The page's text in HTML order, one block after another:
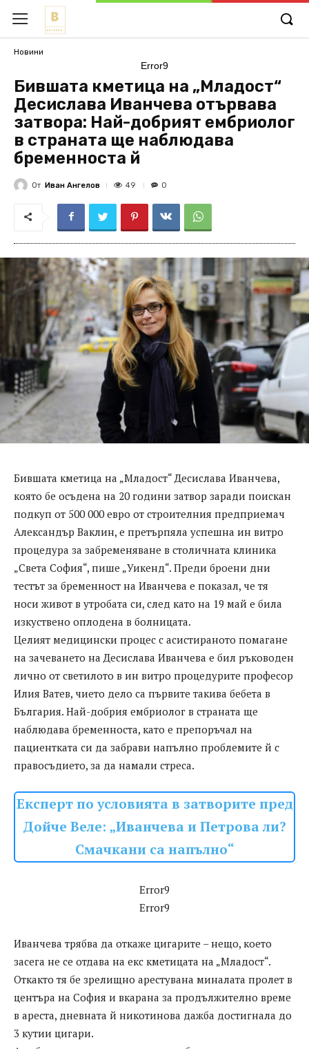
Новини
Error9
Бившата кметица на „Младост“
Десислава Иванчева отървава
затвора: Най-добрият ембриолог
в страната ще наблюдава
бременноста й
От Иван Ангелов 49 0
Бившата кметица на „Младост“ Десислава Иванчева,
която бе осъдена на 20 години затвор заради поискан
подкуп от 500 000 евро от строителния предприемач
Александър Ваклин, е претърпяла успешна ин витро
процедура за забременяване в столичната клиника
„Света София“, пише „Уикенд“. Преди броени дни
тестът за бременност на Иванчева е показал, че тя
носи живот в утробата си, след като на 19 май е била
изкуствено оплодена в болницата.
Целият медицински процес с асистираното помагане
на зачеването на Десислава Иванчева е бил ръководен
лично от светилото в ин витро процедурите професор
Илия Ватев, чието дело са първите такива бебета в
България. Най-добрия ембриолог в страната ще
наблюдава бременноста, като е препоръчал на
пациентката си да забрави напълно проблемите й с
правосъдието, за да намали стреса.
Експерт по условията в затворите пред
Дойче Веле: „Иванчева и Петрова ли?
Смачкани са напълно“
Error9
Error9
Иванчева трябва да откаже цигарите – нещо, което
засега не се отдава на екс кметицата на „Младост“.
Откакто тя бе зрелищно арестувана миналата пролет в
центъра на София и вкарана за продължително време
в ареста, дневната й никотинова дажба достигнала до
3 кутии цигари.